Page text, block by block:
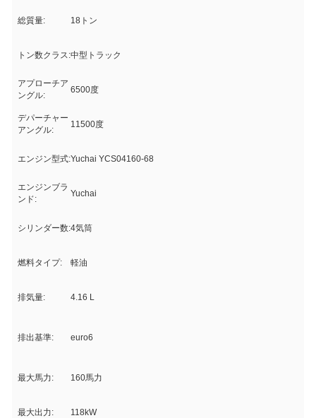
総質量: 18トン
トン数クラス:中型トラック
アプローチア
ングル:
6500度
デパーチャー
アングル:
11500度
エンジン型式:Yuchai YCS04160-68
エンジンブラ
ンド:
Yuchai
シリンダー数:4気筒
燃料タイプ: 軽油
排気量: 4.16 L
排出基準: euro6
最大馬力: 160馬力
最大出力: 118kW